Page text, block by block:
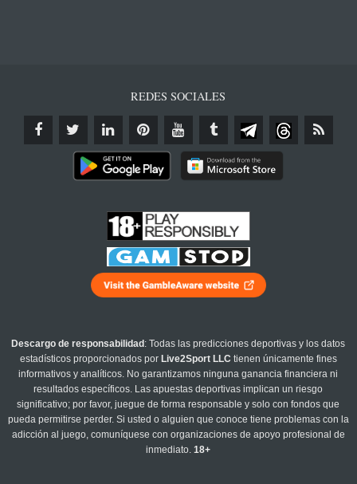
REDES SOCIALES
Descargo de responsabilidad : Todas las predicciones deportivas y los datos
estadísticos proporcionados por Live2Sport LLC tienen únicamente fines
informativos y analíticos. No garantizamos ninguna ganancia financiera ni
resultados específicos. Las apuestas deportivas implican un riesgo
significativo; por favor, juegue de forma responsable y solo con fondos que
pueda permitirse perder. Si usted o alguien que conoce tiene problemas con la
adicción al juego, comuníquese con organizaciones de apoyo profesional de
inmediato.18+